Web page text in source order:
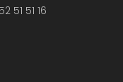
51 51 16